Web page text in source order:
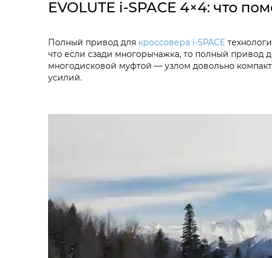
EVOLUTE i‑SPACE 4×4: что
Полный привод для кроссовера i‑SPACE
что если сзади многорычажка, то полный
многодисковой муфтой — узлом довольно
усилий.